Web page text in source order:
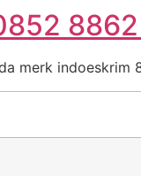
merk indoeskrim